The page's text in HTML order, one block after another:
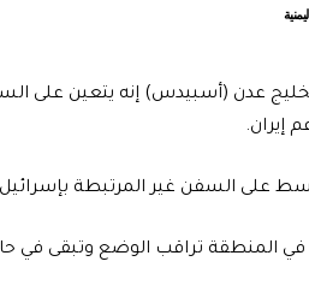
عدن (أسبيدس) إنه يتعين على
إيران.
السفن غير المرتبطة بإسرائيل
المنطقة تراقب الوضع وتبقى في